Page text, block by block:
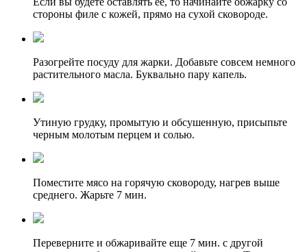
стороны филе с кожей, прямо на сухой сковороде.
Разогрейте посуду для жарки. Добавьте совсем немного
растительного масла. Буквально пару капель.
Утиную грудку, промытую и обсушенную, присыпьте
черным молотым перцем и солью.
Поместите мясо на горячую сковороду, нагрев выше
среднего. Жарьте 7 мин.
Переверните и обжаривайте еще 7 мин. с другой